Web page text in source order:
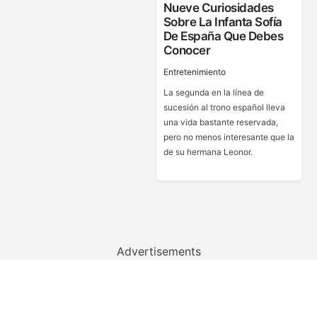
Nueve Curiosidades
Sobre La Infanta Sofía
De España Que Debes
Conocer
Entretenimiento
La segunda en la línea de
sucesión al trono español lleva
una vida bastante reservada,
pero no menos interesante que la
de su hermana Leonor.
Advertisements